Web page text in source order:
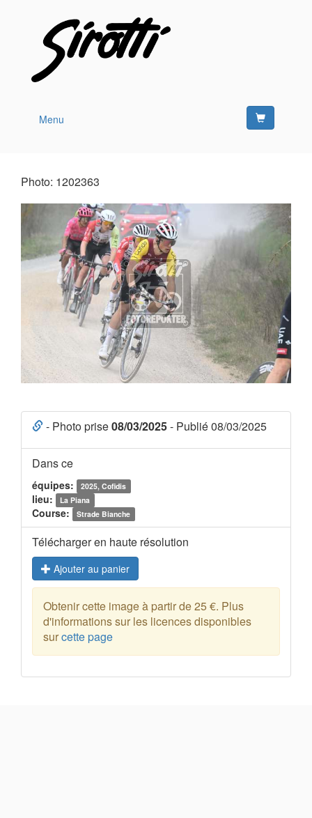
Menu
Photo: 1202363
- Photo prise08/03/2025- Publié 08/03/2025
Dans ce
équipes: 2025, Cofidis
lieu: La Piana
Course: Strade Bianche
Télécharger en haute résolution
Ajouter au panier
Obtenir cette image à partir de 25 €. Plus
d'informations sur les licences disponibles
surcette page